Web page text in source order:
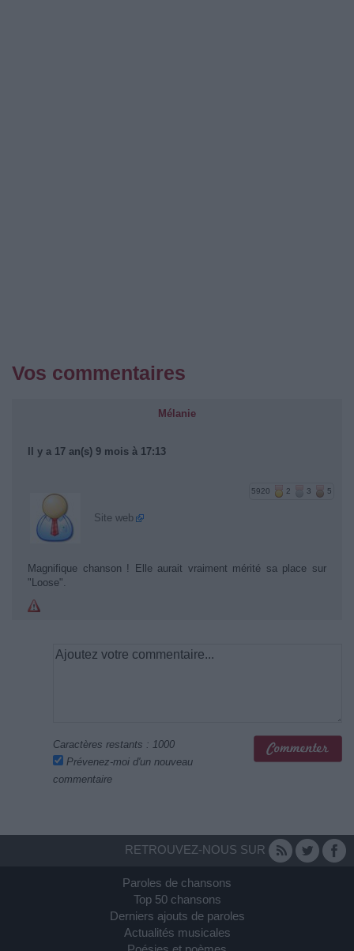
Vos commentaires
Mélanie
Il y a 17 an(s) 9 mois à 17:13
5920 2 3 5
Site web
Magnifique chanson ! Elle aurait vraiment mérité sa place sur
"Loose".
Caractères restants : 1000
Prévenez-moi d'un nouveau
commentaire
RETROUVEZ-NOUS SUR
Paroles de chansons
Top 50 chansons
Derniers ajouts de paroles
Actualités musicales